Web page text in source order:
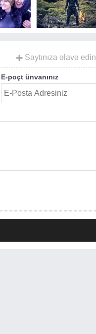
Saytınıza əlavə edin
E-poçt ünvanınız